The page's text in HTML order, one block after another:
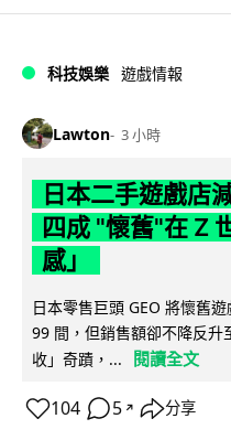
科技娛樂 遊戲情報
Lawton 3 小時
日本二手遊戲店
四成 "懷舊"在 Z
感」
日本零售巨頭 GEO 將懷舊
99 間，但銷售額卻不降反升
收」奇蹟，...
閱讀全文
104 5 ↗ 分享